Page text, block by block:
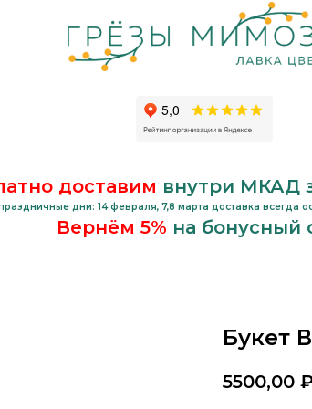
доставим внутри МКАД
дни: 14 февраля, 7,8 марта доставка всегда
Вернём 5% на бонусный
Букет
5500,00